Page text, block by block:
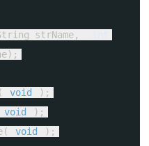
strName,
void
);
void
);
void
);